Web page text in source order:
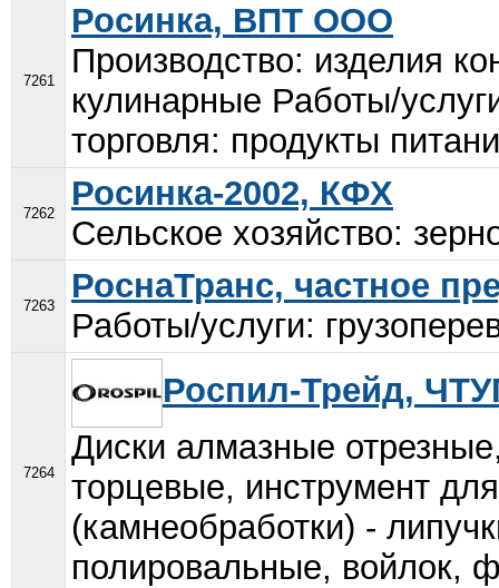
7261
Росинка, ВПТ ООО
Производство: изделия
кулинарные Работы/
торговля: продукты
7262
Росинка-2002, КФХ
Сельское хозяйство:
7263
РоснаТранс, частное
Работы/услуги:
7264
Роспил-Трейд,
Диски алмазные
торцевые, инструмент
(камнеобработки) -
полировальные, войлок,